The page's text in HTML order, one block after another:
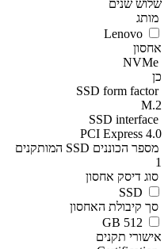
שלוש שנים
מותג
אחסון
NVMe
כן
SSD form factor
M.2
SSD interface
PCI Express 4.0
מספר הכוננים SSD המותקנים
1
סוג דיסק אחסון
סך קיבולת האחסון
אישורי תקנים